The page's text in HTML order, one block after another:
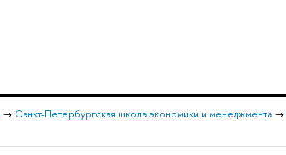
→ Санкт-Петербургская школа экономики и менеджмента→